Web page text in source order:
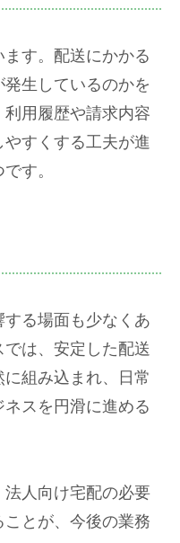
す。配送にかかる
生しているのかを
用履歴や請求内容
すくする工夫が進
す。
る場面も少なくあ
は、安定した配送
組み込まれ、日常
スを円滑に進める
人向け宅配の必要
とが、今後の業務